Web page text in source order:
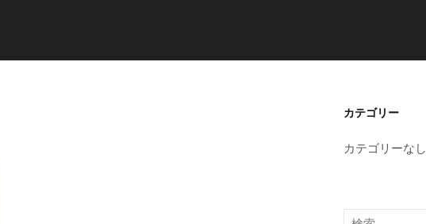
カテゴリー
カテゴリーなし
検